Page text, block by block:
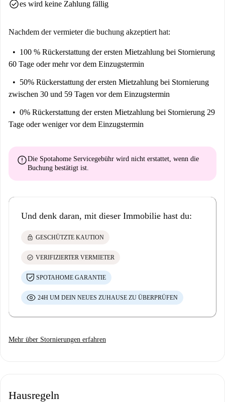
bequemes Einkaufen. Sehenswürdigkeiten wie die Casa Martini und die
mediterrane Küche im Restaurante Serradilla oder einen schnellen Imbiss
erkunden.
check_circlees wird keine Zahlung fällig
Nachdem der vermieter die buchung akzeptiert hat:
100 % Rückerstattung der ersten Mietzahlung bei Stornierung
60 Tage oder mehr vor dem Einzugstermin
50% Rückerstattung der ersten Mietzahlung bei Stornierung
zwischen 30 und 59 Tagen vor dem Einzugstermin
0% Rückerstattung der ersten Mietzahlung bei Stornierung 29
Tage oder weniger vor dem Einzugstermin
errorDie Spotahome Servicegebühr wird nicht erstattet, wenn die
Buchung bestätigt ist.
Und denk daran, mit dieser Immobilie hast du:
lock GESCHÜTZTE KAUTION
check_circle VERIFIZIERTER VERMIETER
SPOTAHOME GARANTIE
24H UM DEIN NEUES ZUHAUSE ZU ÜBERPRÜFEN
Mehr über Stornierungen erfahren
Hausregeln